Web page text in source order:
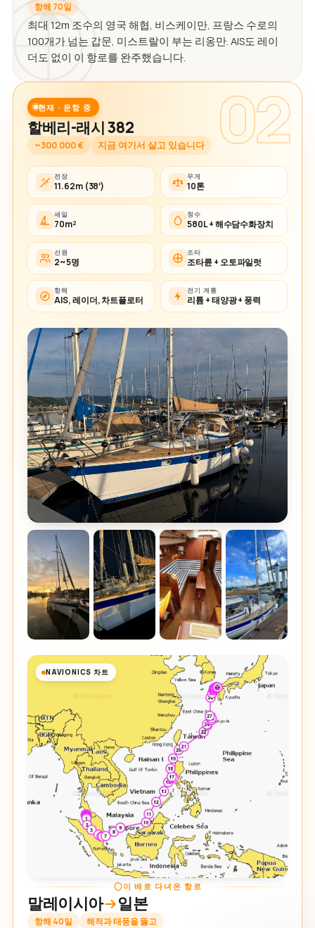
항해 70일
최대 12m 조수의 영국 해협, 비스케이만, 프랑스 수로의
100개가 넘는 갑문, 미스트랄이 부는 리옹만. AIS도 레이
더도 없이 이 항로를 완주했습니다.
02
현재 · 운항 중
할베리-래시 382
~300 000 € 지금 여기서 살고 있습니다
전장
11.62m (38′)
무게
10톤
세일
70m²
청수
580L + 해수담수화장치
선원
2~5명
조타
조타륜 + 오토파일럿
항해
AIS, 레이더, 차트플로터
전기 계통
리튬 + 태양광 + 풍력
NAVIONICS 차트
이 배로 다녀온 항로
말레이시아 일본
항해 40일 해적과 태풍을 뚫고